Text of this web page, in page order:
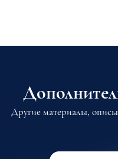
Другие материалы,